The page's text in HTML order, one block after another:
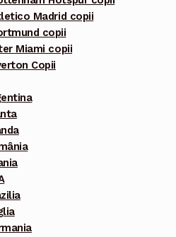
Madrid copii
copii
Miami copii
Copii